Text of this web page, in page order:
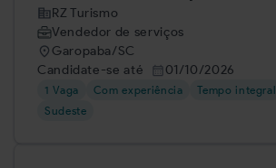
RZ Turismo
Vendedor de serviços
Garopaba/SC
Candidate-se até
01/10/2026
1 Vaga Com experiência Tempo integral
Sudeste